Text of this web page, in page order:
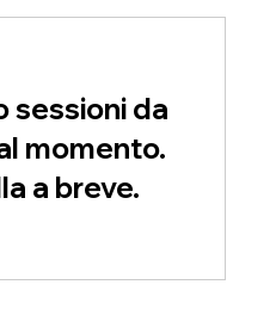
sessioni da
momento.
a breve.